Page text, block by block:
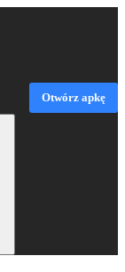
Otwórz apkę